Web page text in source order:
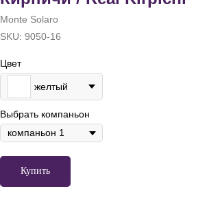
Monte Solaro
SKU: 9050-16
Цвет
желтый
Выбрать компаньон
Купить